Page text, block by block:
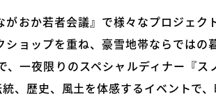
おか若者会議』で様々なプロジェク
ョップを重ね、豪雪地帯ならではの
一夜限りのスペシャルディナー『ス
、歴史、風土を体感するイベントで